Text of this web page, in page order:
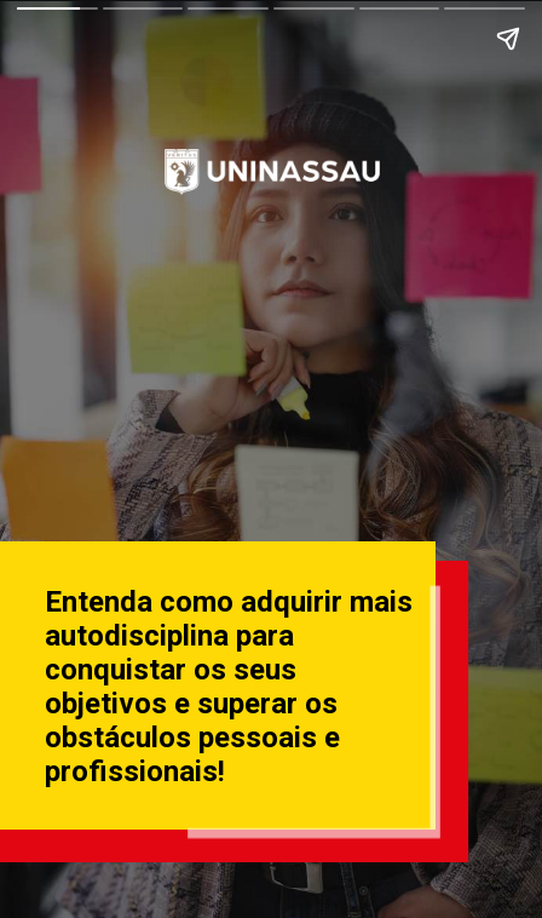
Entenda como adquirir mais
autodisciplina para
conquistar os seus
objetivos e superar os
obstáculos pessoais e
profissionais!